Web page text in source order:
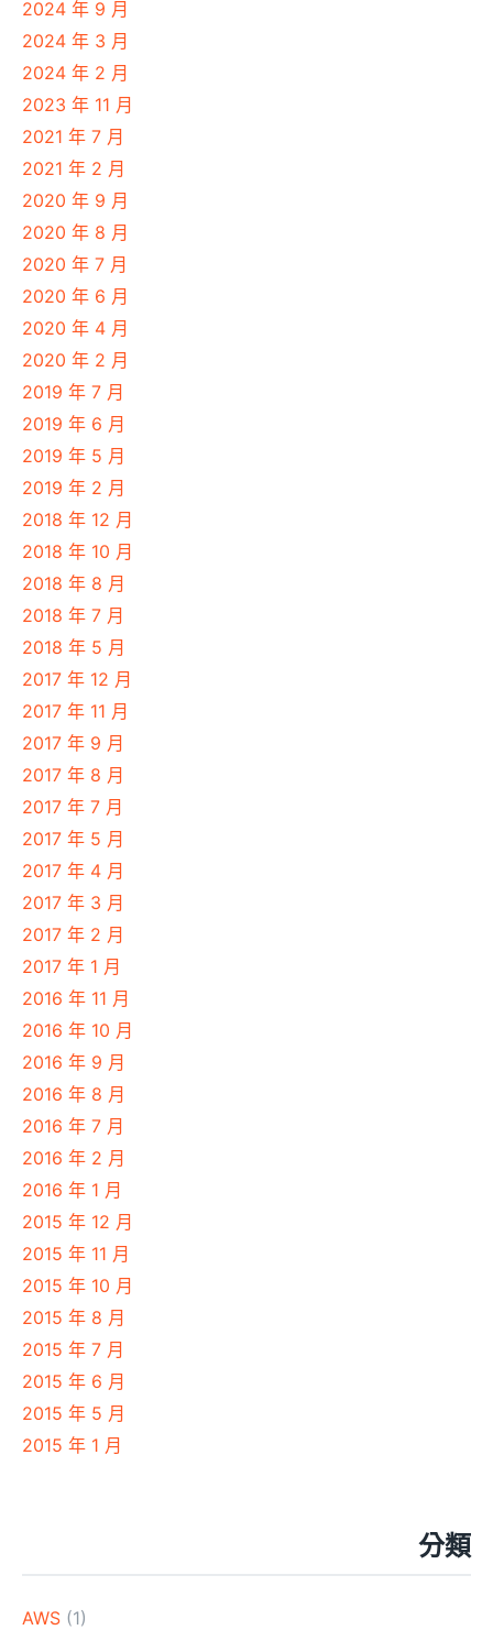
2024 年 9 月
2024 年 3 月
2024 年 2 月
2023 年 11 月
2021 年 7 月
2021 年 2 月
2020 年 9 月
2020 年 8 月
2020 年 7 月
2020 年 6 月
2020 年 4 月
2020 年 2 月
2019 年 7 月
2019 年 6 月
2019 年 5 月
2019 年 2 月
2018 年 12 月
2018 年 10 月
2018 年 8 月
2018 年 7 月
2018 年 5 月
2017 年 12 月
2017 年 11 月
2017 年 9 月
2017 年 8 月
2017 年 7 月
2017 年 5 月
2017 年 4 月
2017 年 3 月
2017 年 2 月
2017 年 1 月
2016 年 11 月
2016 年 10 月
2016 年 9 月
2016 年 8 月
2016 年 7 月
2016 年 2 月
2016 年 1 月
2015 年 12 月
2015 年 11 月
2015 年 10 月
2015 年 8 月
2015 年 7 月
2015 年 6 月
2015 年 5 月
2015 年 1 月
分類
AWS (1)